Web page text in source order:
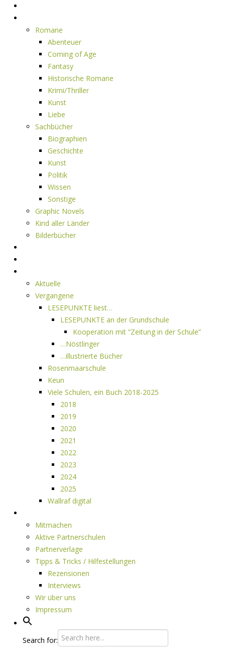
Romane
Abenteuer
Coming of Age
Fantasy
Historische Romane
Krimi/Thriller
Kunst
Liebe
Sachbücher
Biographien
Geschichte
Kunst
Politik
Wissen
Sonstige
Graphic Novels
Kind aller Länder
Bilderbücher
Aktuelle
Vergangene
LESEPUNKTE liest…
LESEPUNKTE an der Grundschule
Kooperation mit “Zeitung in der Schule”
…Nöstlinger
…illustrierte Bücher
Rosenmaarschule
Keun
Viele Schulen, ein Buch 2018-2025
2018
2019
2020
2021
2022
2023
2024
2025
Wallraf digital
Mitmachen
Aktive Partnerschulen
Partnerverlage
Tipps & Tricks / Hilfestellungen
Rezensionen
Interviews
Wir über uns
Impressum
Search for: